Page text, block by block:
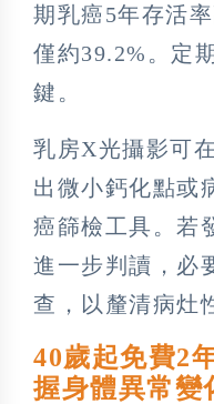
期乳癌5年存活
僅約39.2%。定
鍵。
乳房X光攝影可
出微小鈣化點或
癌篩檢工具。若
進一步判讀，必
查，以釐清病灶
40歲起免費2
握身體異常變